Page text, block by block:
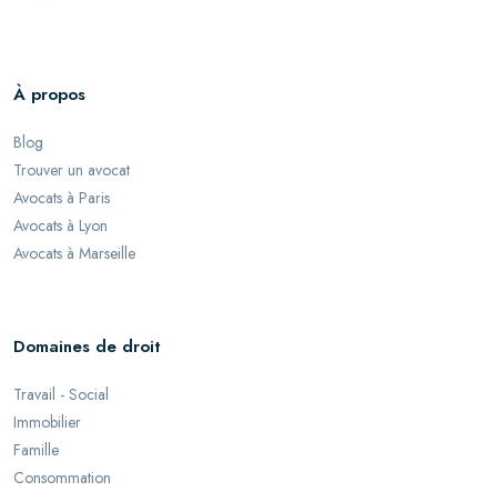
À propos
Blog
Trouver un avocat
Avocats à Paris
Avocats à Lyon
Avocats à Marseille
Domaines de droit
Travail - Social
Immobilier
Famille
Consommation